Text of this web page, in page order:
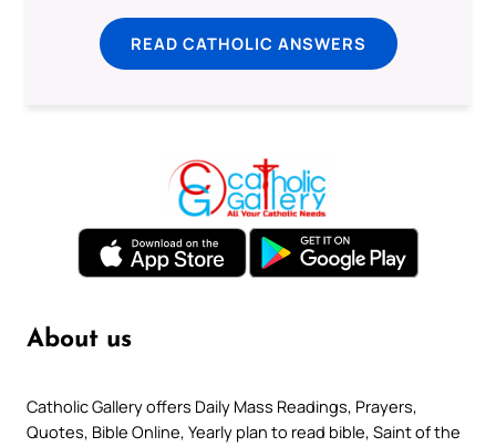
READ CATHOLIC ANSWERS
About us
Catholic Gallery offers Daily Mass Readings, Prayers,
Quotes, Bible Online, Yearly plan to read bible, Saint of the